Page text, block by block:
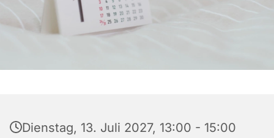
Dienstag, 13. Juli 2027, 13:00 - 15:00